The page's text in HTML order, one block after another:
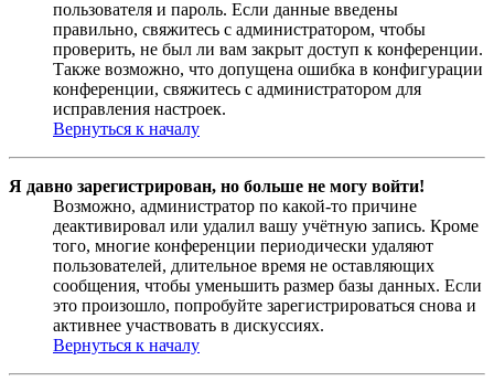
пользователя и пароль. Если данные введены
правильно, свяжитесь с администратором, чтобы
проверить, не был ли вам закрыт доступ к конференции.
Также возможно, что допущена ошибка в конфигурации
конференции, свяжитесь с администратором для
исправления настроек.
Вернуться к началу
Я давно зарегистрирован, но больше не могу войти!
Возможно, администратор по какой-то причине
деактивировал или удалил вашу учётную запись. Кроме
того, многие конференции периодически удаляют
пользователей, длительное время не оставляющих
сообщения, чтобы уменьшить размер базы данных. Если
это произошло, попробуйте зарегистрироваться снова и
активнее участвовать в дискуссиях.
Вернуться к началу